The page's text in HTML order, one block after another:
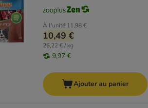
À l'unité 11,98 €
10,49 €
26,22 € / kg
9,97 €
Ajouter au panier